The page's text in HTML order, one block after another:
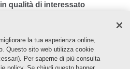
in qualità di interessato
tramite i dati di contatto
segue:
la tua esperienza online,
Questo sito web utilizza cookie
Per saperne di più consulta